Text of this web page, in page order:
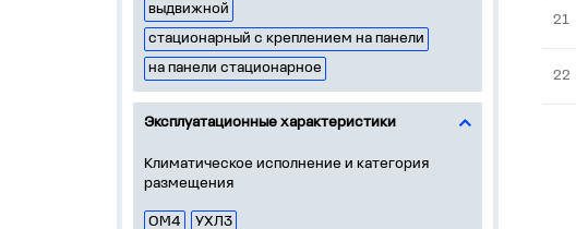
выдвижной
стационарный с креплением на панели
на панели стационарное
Эксплуатационные характеристики
Климатическое исполнение и категория
размещения
ОМ4
УХЛ3
21
22